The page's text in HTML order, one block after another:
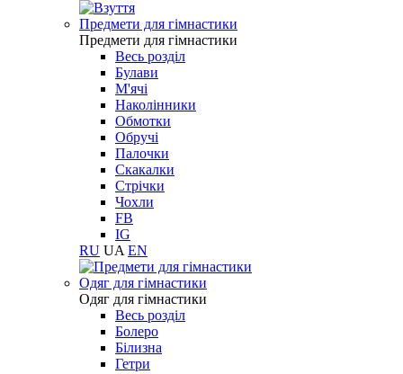
Предмети для гімнастики
Предмети для гімнастики
Весь розділ
Булави
М'ячі
Наколінники
Обмотки
Обручі
Палочки
Скакалки
Стрічки
Чохли
FB
IG
RU UA EN
Одяг для гімнастики
Одяг для гімнастики
Весь розділ
Болеро
Білизна
Гетри